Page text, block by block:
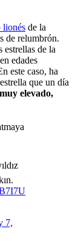
lionés de la
de relumbrón.
estrellas de la
edades
este caso, ha
que un día
elevado,
7,